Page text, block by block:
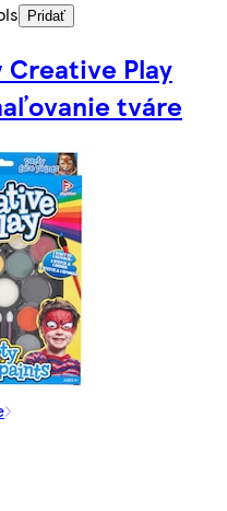
Pridať
Creative Play
tváre